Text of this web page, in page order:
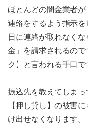
ほとんどの闇金業者
連絡をするよう指示
日に連絡が取れなく
金」を請求されるの
ク】と言われる手口で
振込先を教えてしま
【押し貸し】の被害
け出せなくなります。